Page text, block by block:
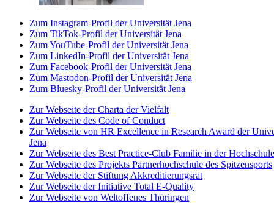
Zum Instagram-Profil der Universität Jena
Zum TikTok-Profil der Universität Jena
Zum YouTube-Profil der Universität Jena
Zum LinkedIn-Profil der Universität Jena
Zum Facebook-Profil der Universität Jena
Zum Mastodon-Profil der Universität Jena
Zum Bluesky-Profil der Universität Jena
Zur Webseite der Charta der Vielfalt
Zur Webseite des Code of Conduct
Zur Webseite von HR Excellence in Research Award der
Jena
Zur Webseite des Best Practice-Club Familie in der Hochschule
Zur Webseite des Projekts Partnerhochschule des Spitzensports
Zur Webseite der Stiftung Akkreditierungsrat
Zur Webseite der Initiative Total E-Quality
Zur Webseite von Weltoffenes Thüringen